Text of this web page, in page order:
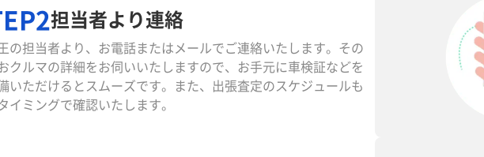
担当者より連絡
の担当者より、お電話またはメールでご連絡いたします。その
クルマの詳細をお伺いいたしますので、お手元に車検証などを
いただけるとスムーズです。また、出張査定のスケジュールも
イミングで確認いたします。